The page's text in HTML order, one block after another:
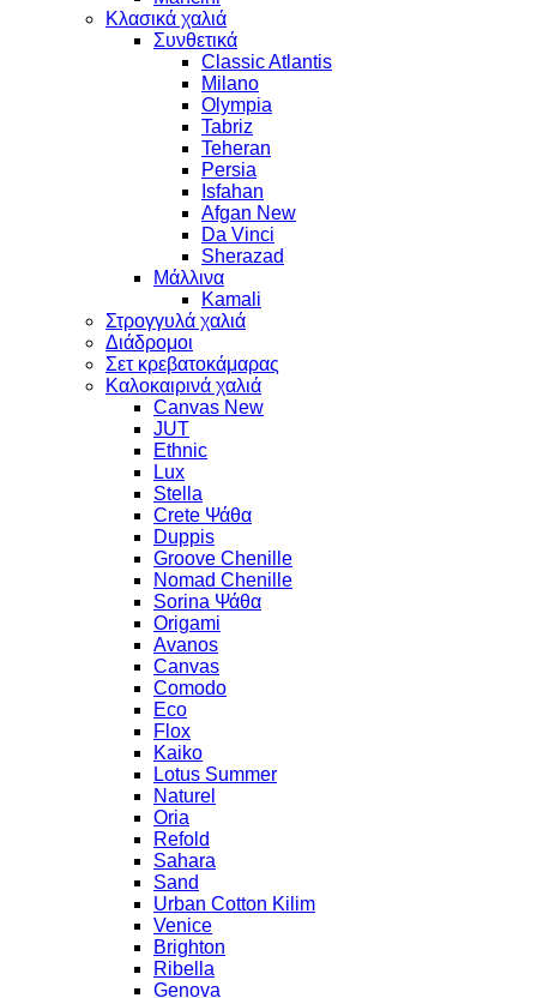
Κλασικά χαλιά
Συνθετικά
Classic Atlantis
Milano
Olympia
Tabriz
Teheran
Persia
Isfahan
Afgan New
Da Vinci
Sherazad
Μάλλινα
Kamali
Στρογγυλά χαλιά
Διάδρομοι
Σετ κρεβατοκάμαρας
Καλοκαιρινά χαλιά
Canvas New
JUT
Ethnic
Lux
Stella
Crete Ψάθα
Duppis
Groove Chenille
Nomad Chenille
Sorina Ψάθα
Origami
Avanos
Canvas
Comodo
Eco
Flox
Kaiko
Lotus Summer
Naturel
Oria
Refold
Sahara
Sand
Urban Cotton Kilim
Venice
Brighton
Ribella
Genova